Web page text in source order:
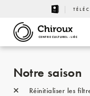
CENTRE CULTUREL - LIÈGE
Notre saison
Réinitialiser les